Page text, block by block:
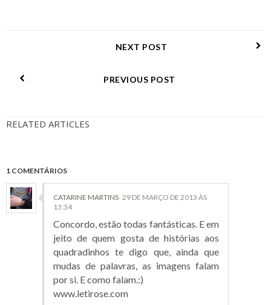
NEXT POST
PREVIOUS POST
RELATED ARTICLES
1 COMENTÁRIOS
CATARINE MARTINS 29 DE MARÇO DE 2013 ÀS
13:34
Concordo, estão todas fantásticas. E em
jeito de quem gosta de histórias aos
quadradinhos te digo que, ainda que
mudas de palavras, as imagens falam
por si. E como falam.:)
www.letirose.com